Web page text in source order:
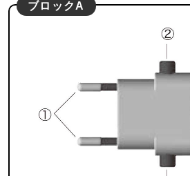
ブロックA